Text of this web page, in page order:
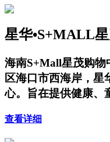
星华•S+MALL
海南S+Mall星茂购物
区海口市西海岸，星
心。旨在提供健康、
查看详细